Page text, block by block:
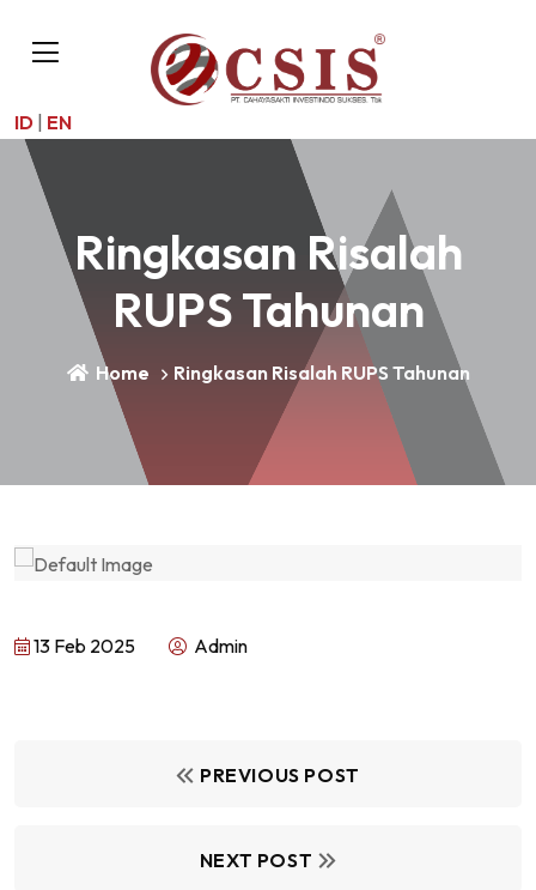
ID EN
Ringkasan Risalah
RUPS Tahunan
Home Ringkasan Risalah RUPS Tahunan
13 Feb 2025 Admin
PREVIOUS POST
NEXT POST